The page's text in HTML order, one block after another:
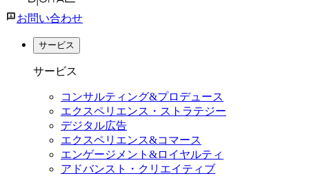
お問い合わせ
サービス
サービス
コンサルティング&プロデュース
エクスペリエンス・ストラテジー
デジタル広告
エクスペリエンス&コマース
エンゲージメント&ロイヤルティ
アドバンスト・クリエイティブ